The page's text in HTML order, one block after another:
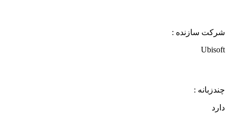
شرکت سازنده :
Ubisoft
چندزبانه :
دارد